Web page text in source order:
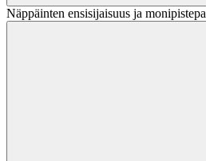
Näppäinten ensisijaisuus ja